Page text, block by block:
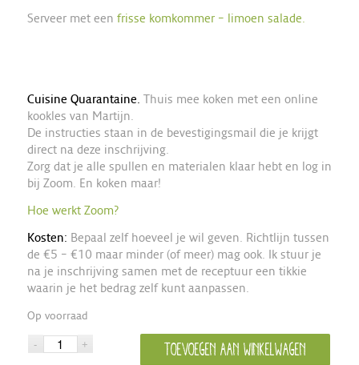
Serveer met een frisse komkommer – limoen salade.
Cuisine Quarantaine. Thuis mee koken met een online
kookles van Martijn.
De instructies staan in de bevestigingsmail die je krijgt
direct na deze inschrijving.
Zorg dat je alle spullen en materialen klaar hebt en log in
bij Zoom. En koken maar!
Hoe werkt Zoom?
Kosten: Bepaal zelf hoeveel je wil geven. Richtlijn tussen
de €5 – €10 maar minder (of meer) mag ook. Ik stuur je
na je inschrijving samen met de receptuur een tikkie
waarin je het bedrag zelf kunt aanpassen.
Op voorraad
Toevoegen aan winkelwagen